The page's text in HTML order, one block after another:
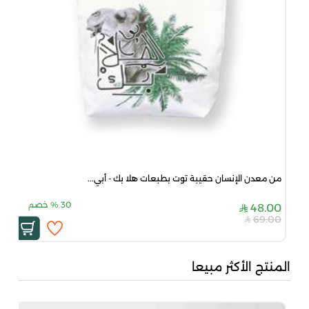
من معدن الإنسان حقيبة توت بطبعات هلا بك - أبي...
48.00
30
% خصم
69.00
المنتج الأكثر مبيعا